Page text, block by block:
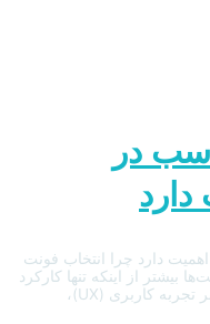
در
دارد چرا انتخاب فونت
از اینکه تنها کارکرد
زیبایی‌شناسی داشته باشند، تأثیر مستقیمی بر تجربه کاربری (UX)،